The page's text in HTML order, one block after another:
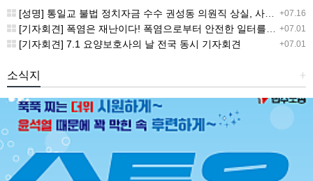
저한 진상규명과 재발방지 대책 마련하라
+07.16
[성명] 통일교 불법 정치자금 수수 권성동 의원직 상실, 사필귀정이다
+07.01
[기자회견] 폭염은 재난이다! 폭염으로부터 안전한 일터를 위한 민주노총 강원지역본부 폭염감시단 선포 기자회견
+07.01
[기자회견] 7.1 요양보호사의 날 전국 동시 기자회견
+
소식지